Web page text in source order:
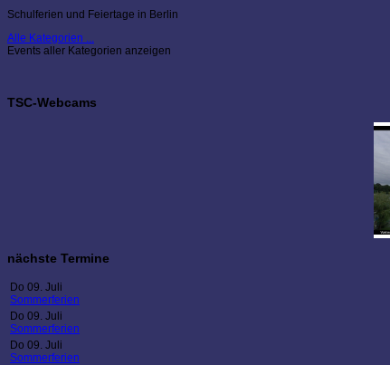
Schulferien und Feiertage in Berlin
Alle Kategorien ...
Events aller Kategorien anzeigen
TSC-Webcams
nächste Termine
Do 09. Juli
Sommerferien
Do 09. Juli
Sommerferien
Do 09. Juli
Sommerferien